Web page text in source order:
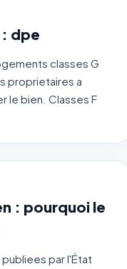
dpe
classes G
proprietaires a
le bien. Classes F
: pourquoi le
par l'État